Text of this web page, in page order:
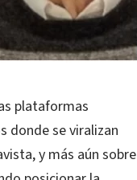
plataformas
donde se viralizan
y más aún sobre